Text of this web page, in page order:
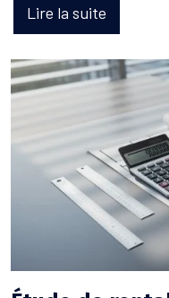
Lire la suite